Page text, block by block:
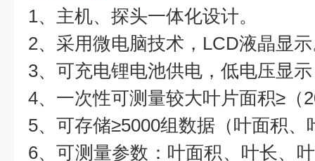
1、主机、探头一体化设计。
2、采用微电脑技术，LCD液晶显
3、可充电锂电池供电，低电压显
4、一次性可测量较大叶片面积≥（
5、可存储≥5000组数据（叶面积、
6、可测量参数：叶面积、叶长、